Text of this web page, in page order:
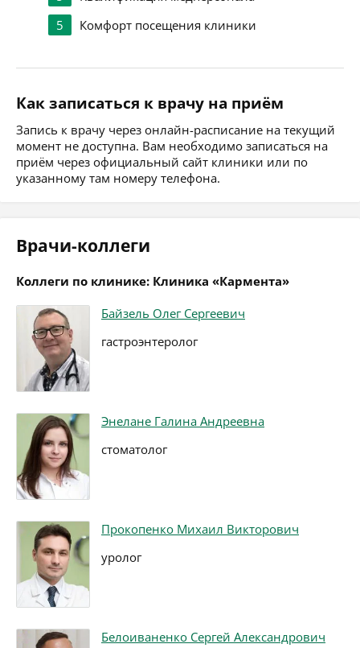
5
Комфорт посещения клиники
Как записаться к врачу на приём
Запись к врачу через онлайн-расписание на текущий
момент не доступна. Вам необходимо записаться на
приём через официальный сайт клиники или по
указанному там номеру телефона.
Врачи-коллеги
Коллеги по клинике: Клиника «Кармента»
Байзель Олег Сергеевич
гастроэнтеролог
Энелане Галина Андреевна
стоматолог
Прокопенко Михаил Викторович
уролог
Белоиваненко Сергей Александрович